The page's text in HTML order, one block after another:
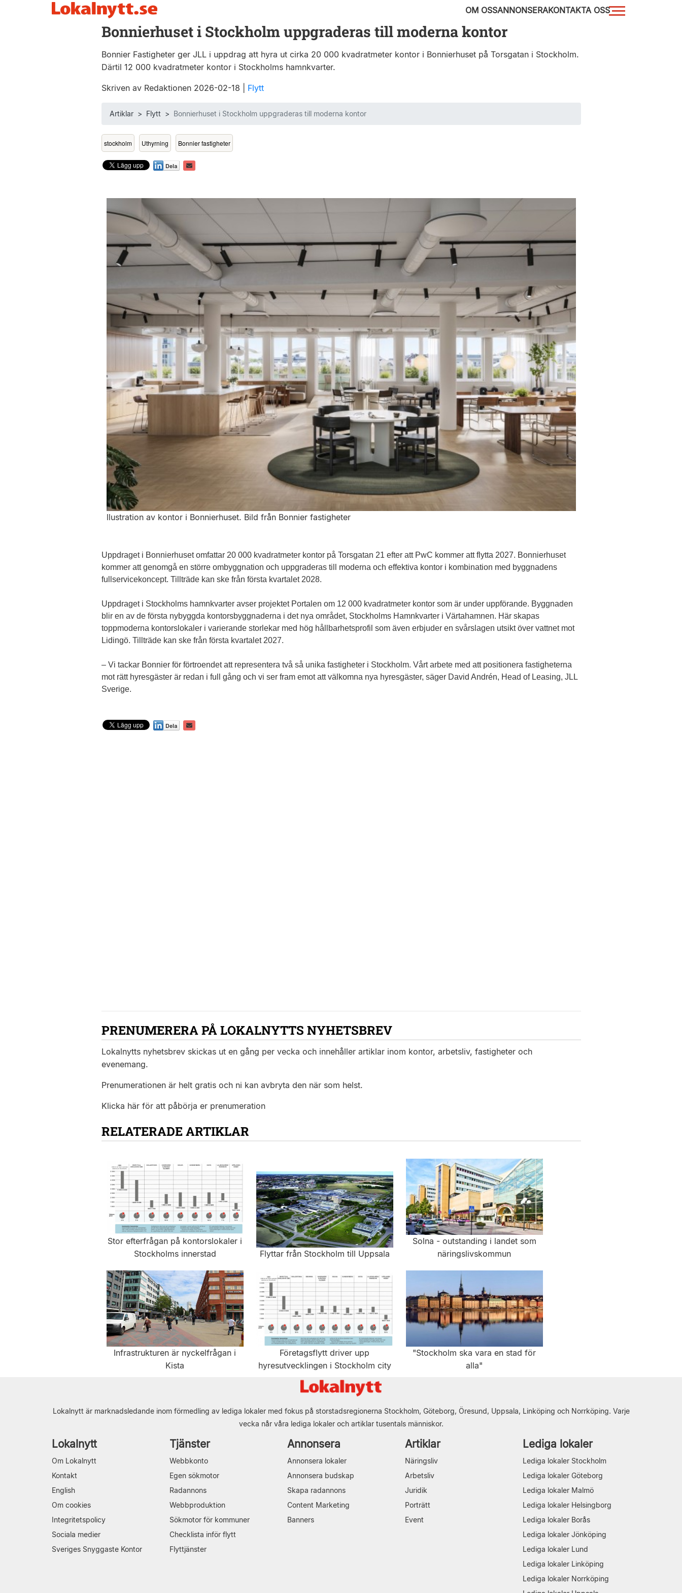
OM OSSANNONSERAKONTAKTA OSS
Bonnierhuset i Stockholm uppgraderas till moderna kontor
Bonnier Fastigheter ger JLL i uppdrag att hyra ut cirka 20 000 kvadratmeter kontor i Bonnierhuset på Torsgatan i Stockholm.
Därtil 12 000 kvadratmeter kontor i Stockholms hamnkvarter.
Skriven av Redaktionen 2026-02-18 Flytt
Artiklar> Flytt > Bonnierhuset i Stockholm uppgraderas till moderna kontor
stockholm Uthyrning Bonnier fastigheter
llustration av kontor i Bonnierhuset. Bild från Bonnier fastigheter
Uppdraget i Bonnierhuset omfattar 20 000 kvadratmeter kontor på Torsgatan 21 efter att PwC kommer att flytta 2027. Bonnierhuset
kommer att genomgå en större ombyggnation och uppgraderas till moderna och effektiva kontor i kombination med byggnadens
fullservicekoncept. Tillträde kan ske från första kvartalet 2028.
Uppdraget i Stockholms hamnkvarter avser projektet Portalen om 12 000 kvadratmeter kontor som är under uppförande. Byggnaden
blir en av de första nybyggda kontorsbyggnaderna i det nya området, Stockholms Hamnkvarter i Värtahamnen. Här skapas
toppmoderna kontorslokaler i varierande storlekar med hög hållbarhetsprofil som även erbjuder en svårslagen utsikt över vattnet mot
Lidingö. Tillträde kan ske från första kvartalet 2027.
– Vi tackar Bonnier för förtroendet att representera två så unika fastigheter i Stockholm. Vårt arbete med att positionera fastigheterna
mot rätt hyresgäster är redan i full gång och vi ser fram emot att välkomna nya hyresgäster, säger David Andrén, Head of Leasing, JLL
Sverige.
PRENUMERERA PÅ LOKALNYTTS NYHETSBREV
Lokalnytts nyhetsbrev skickas ut en gång per vecka och innehåller artiklar inom kontor, arbetsliv, fastigheter och
evenemang.
Prenumerationen är helt gratis och ni kan avbryta den när som helst.
Klicka här för att påbörja er prenumeration
RELATERADE ARTIKLAR
Stor efterfrågan på kontorslokaler i
Stockholms innerstad
Flyttar från Stockholm till Uppsala
Solna - outstanding i landet som
näringslivskommun
Infrastrukturen är nyckelfrågan i
Kista
Företagsflytt driver upp
hyresutvecklingen i Stockholm city
"Stockholm ska vara en stad för
alla"
Lokalnytt är marknadsledande inom förmedling av lediga lokaler med fokus på storstadsregionerna Stockholm, Göteborg, Öresund, Uppsala, Linköping och Norrköping. Varje
vecka når våra lediga lokaler och artiklar tusentals människor.
Lokalnytt
Om Lokalnytt
Kontakt
English
Om cookies
Integritetspolicy
Sociala medier
Sveriges Snyggaste Kontor
Tjänster
Webbkonto
Egen sökmotor
Radannons
Webbproduktion
Sökmotor för kommuner
Checklista inför flytt
Flyttjänster
Annonsera
Annonsera lokaler
Annonsera budskap
Skapa radannons
Content Marketing
Banners
Artiklar
Näringsliv
Arbetsliv
Juridik
Porträtt
Event
Lediga lokaler
Lediga lokaler Stockholm
Lediga lokaler Göteborg
Lediga lokaler Malmö
Lediga lokaler Helsingborg
Lediga lokaler Borås
Lediga lokaler Jönköping
Lediga lokaler Lund
Lediga lokaler Linköping
Lediga lokaler Norrköping